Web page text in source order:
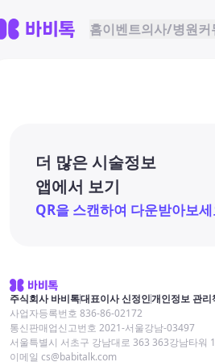
홈이벤트의사/병원커
더 많은 시술정보
앱에서 보기
QR을 스캔하여 다운받아보세
주식회사 바비톡대표이사 신정인개인정보 관리
사업자등록번호 836-86-02172
통신판매업신고번호 2021-서울강남-03497
서울특별시 서초구 강남대로 363 363강남타워
이메일 cs@babitalk.com